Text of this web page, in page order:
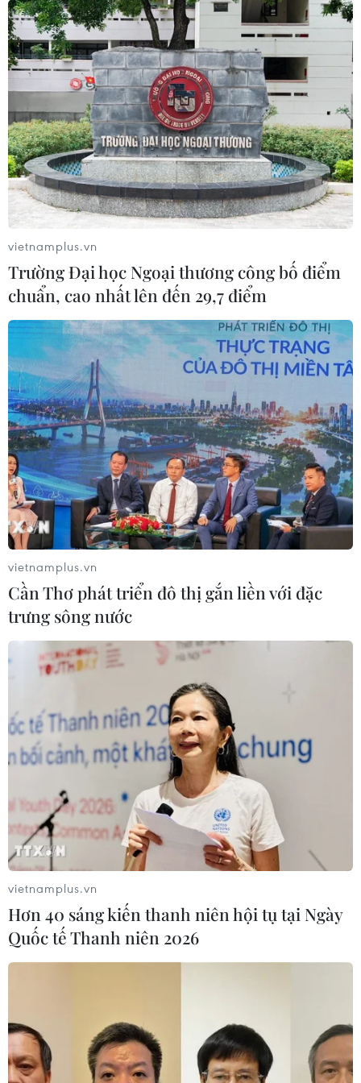
TIN CÙNG CHUYÊN MỤC
Vietjet
09/08/2026 09:11
vietnamplus.vn
Trường Đại học Ngoại thương công bố điểm
chuẩn, cao nhất lên đến 29,7 điểm
vietnamplus.vn
Cần Thơ phát triển đô thị gắn liền với đặc
trưng sông nước
vietnamplus.vn
Hơn 40 sáng kiến thanh niên hội tụ tại Ngày
Quốc tế Thanh niên 2026